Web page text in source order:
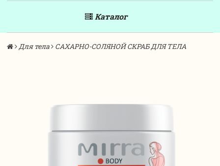
Каталог
Для тела САХАРНО-СОЛЯНОЙ СКРАБ ДЛЯ ТЕЛА